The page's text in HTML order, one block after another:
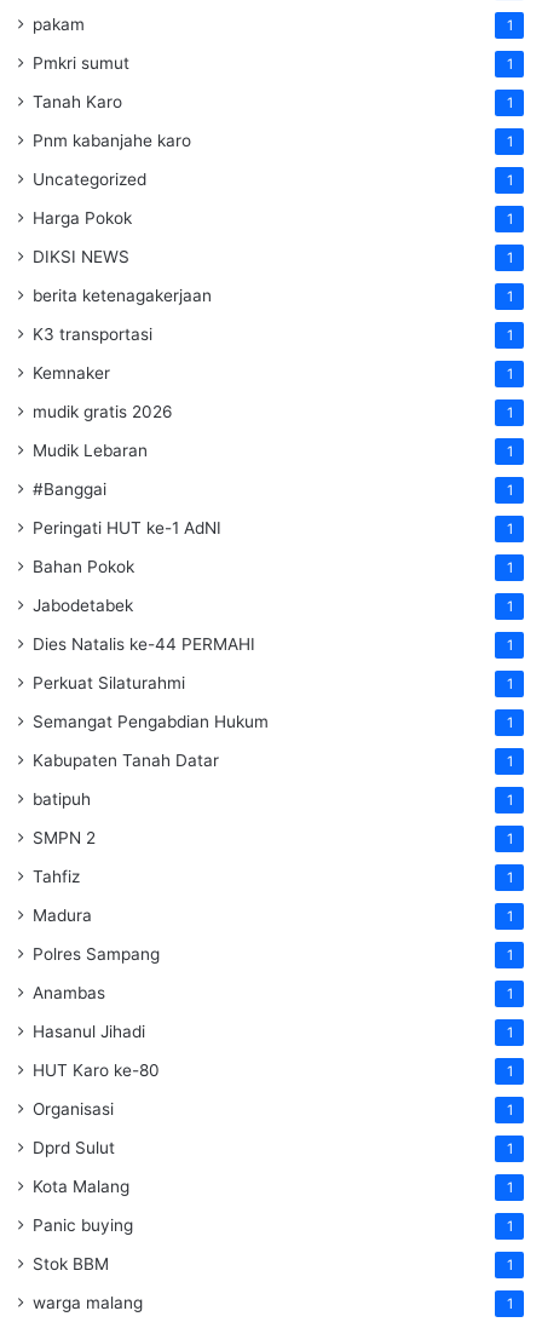
pakam 1
Pmkri sumut 1
Tanah Karo 1
Pnm kabanjahe karo 1
Uncategorized 1
Harga Pokok 1
DIKSI NEWS 1
berita ketenagakerjaan 1
K3 transportasi 1
Kemnaker 1
mudik gratis 2026 1
Mudik Lebaran 1
#Banggai 1
Peringati HUT ke-1 AdNI 1
Bahan Pokok 1
Jabodetabek 1
Dies Natalis ke-44 PERMAHI 1
Perkuat Silaturahmi 1
Semangat Pengabdian Hukum 1
Kabupaten Tanah Datar 1
batipuh 1
SMPN 2 1
Tahfiz 1
Madura 1
Polres Sampang 1
Anambas 1
Hasanul Jihadi 1
HUT Karo ke-80 1
Organisasi 1
Dprd Sulut 1
Kota Malang 1
Panic buying 1
Stok BBM 1
warga malang 1